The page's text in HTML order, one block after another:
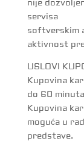
nije
servisa
softverskim
aktivnost
USLOVI
Kupovina
do 60
Kupovina
moguća u
predstave.